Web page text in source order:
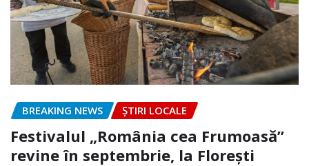
BREAKING NEWS ȘTIRI LOCALE
Festivalul „România cea Frumoasă”
revine în septembrie, la Florești